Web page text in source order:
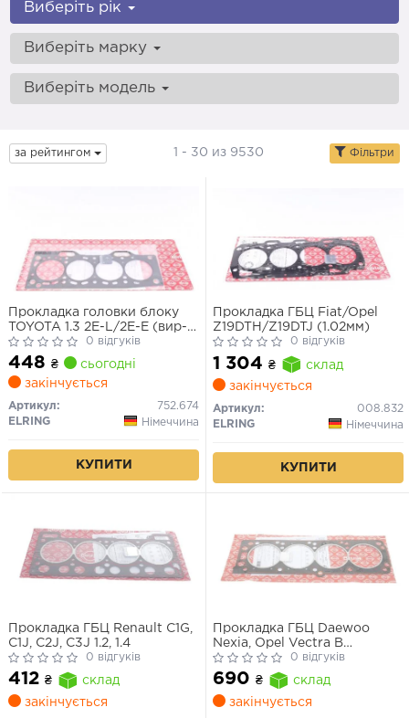
Виберіть рік
Виберіть марку
Виберіть модель
за рейтингом 1 - 30 из 9530 Фільтри
Прокладка головки блоку
TOYOTA 1.3 2E-L/2E-E (вир-
во Elring)
0 відгуків
448 ₴
сьогодні
закінчується
Артикул:
752.674
ELRING
Німеччина
КУПИТИ
Прокладка ГБЦ Fiat/Opel
Z19DTH/Z19DTJ (1.02мм)
0 відгуків
1 304 ₴
склад
закінчується
Артикул:
008.832
ELRING
Німеччина
КУПИТИ
Прокладка ГБЦ Renault C1G,
C1J, C2J, C3J 1.2, 1.4
0 відгуків
412 ₴
склад
закінчується
Прокладка ГБЦ Daewoo
Nexia, Opel Vectra B
X20XEV/X22XE0 відгуків
690 ₴
склад
закінчується